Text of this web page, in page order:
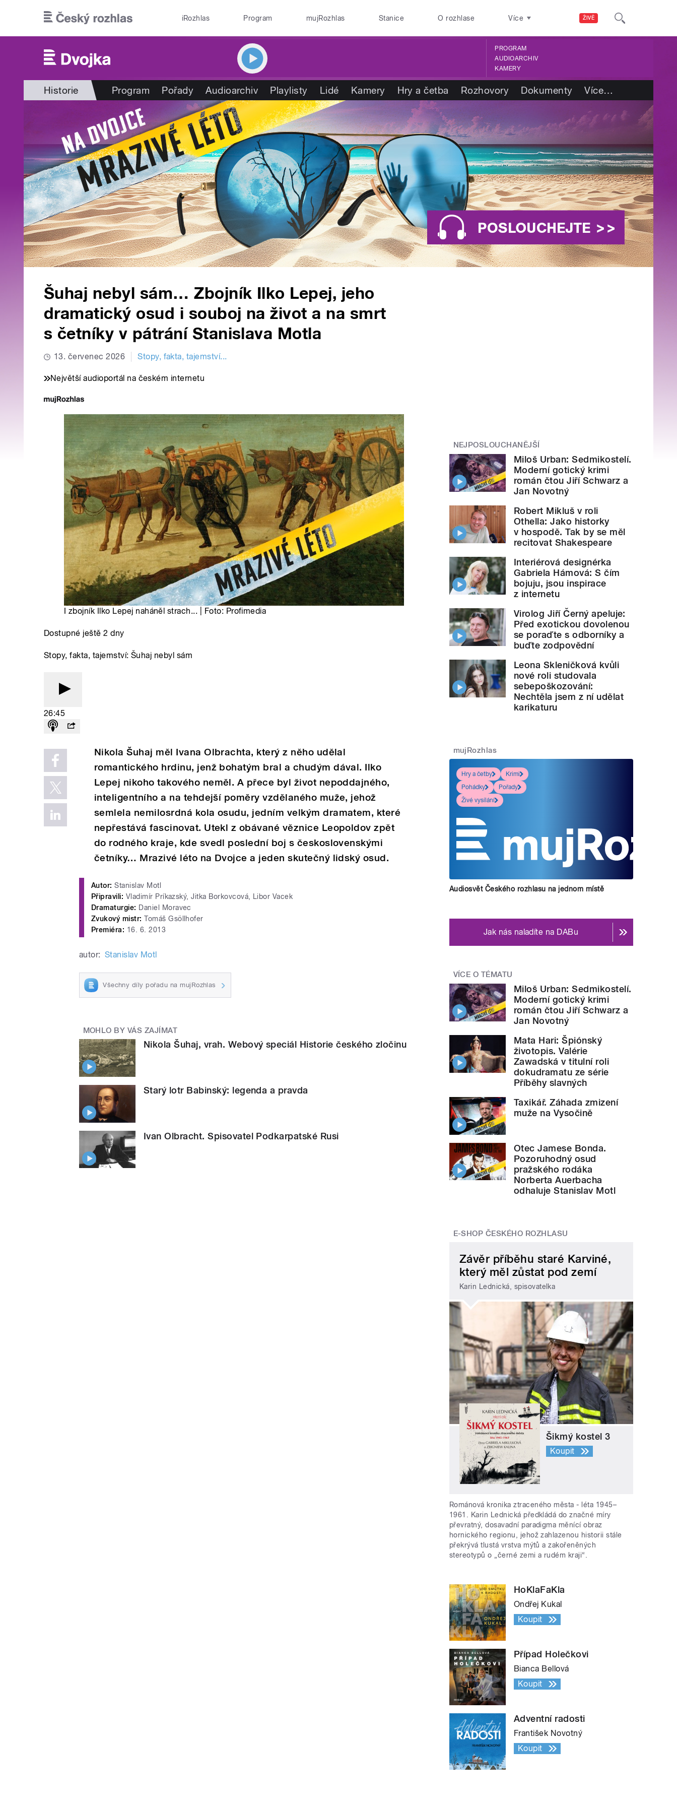
ŽIVĚ
iRozhlas Program mujRozhlas Stanice O rozhlase Více
PROGRAM
AUDIOARCHIV
KAMERY
Historie Program Pořady Audioarchiv Playlisty Lidé Kamery Hry a četba Rozhovory Dokumenty Více…
Šuhaj nebyl sám… Zbojník Ilko Lepej, jeho
dramatický osud i souboj na život a na smrt
s četníky v pátrání Stanislava Motla
13. červenec 2026 Stopy, fakta, tajemství...
Největší audioportál na českém internetu
I zbojník Ilko Lepej naháněl strach... | Foto: Profimedia
Dostupné ještě 2 dny
Stopy, fakta, tajemství: Šuhaj nebyl sám
26:45
Nikola Šuhaj měl Ivana Olbrachta, který z něho udělal
romantického hrdinu, jenž bohatým bral a chudým dával. Ilko
Lepej nikoho takového neměl. A přece byl život nepoddajného,
inteligentního a na tehdejší poměry vzdělaného muže, jehož
semlela nemilosrdná kola osudu, jedním velkým dramatem, které
nepřestává fascinovat. Utekl z obávané věznice Leopoldov zpět
do rodného kraje, kde svedl poslední boj s československými
četníky… Mrazivé léto na Dvojce a jeden skutečný lidský osud.
Autor: Stanislav Motl
Připravili: Vladimír Príkazský, Jitka Borkovcová, Libor Vacek
Dramaturgie: Daniel Moravec
Zvukový mistr: Tomáš Gsöllhofer
Premiéra: 16. 6. 2013
autor: Stanislav Motl
Všechny díly pořadu na mujRozhlas
MOHLO BY VÁS ZAJÍMAT
Nikola Šuhaj, vrah. Webový speciál Historie českého zločinu
Starý lotr Babinský: legenda a pravda
Ivan Olbracht. Spisovatel Podkarpatské Rusi
NEJPOSLOUCHANĚJŠÍ
Miloš Urban: Sedmikostelí.
Moderní gotický krimi
román čtou Jiří Schwarz a
Jan Novotný
Robert Mikluš v roli
Othella: Jako historky
v hospodě. Tak by se měl
recitovat Shakespeare
Interiérová designérka
Gabriela Hámová: S čím
bojuju, jsou inspirace
z internetu
Virolog Jiří Černý apeluje:
Před exotickou dovolenou
se poraďte s odborníky a
buďte zodpovědní
Leona Skleničková kvůli
nové roli studovala
sebepoškozování:
Nechtěla jsem z ní udělat
karikaturu
mujRozhlas
Hry a četby
Krimi
Pohádky
Pořady
Živé vysílání
Audiosvět Českého rozhlasu na jednom místě
Jak nás naladíte na DABu
VÍCE O TÉMATU
Miloš Urban: Sedmikostelí.
Moderní gotický krimi
román čtou Jiří Schwarz a
Jan Novotný
Mata Hari: Špiónský
životopis. Valérie
Zawadská v titulní roli
dokudramatu ze série
Příběhy slavných
Taxikář. Záhada zmizení
muže na Vysočině
Otec Jamese Bonda.
Pozoruhodný osud
pražského rodáka
Norberta Auerbacha
odhaluje Stanislav Motl
E-SHOP ČESKÉHO ROZHLASU
Závěr příběhu staré Karviné,
který měl zůstat pod zemí
Karin Lednická, spisovatelka
Šikmý kostel 3
Koupit
Románová kronika ztraceného města - léta 1945–
1961. Karin Lednická předkládá do značné míry
převratný, dosavadní paradigma měnící obraz
hornického regionu, jehož zahlazenou historii stále
překrývá tlustá vrstva mýtů a zakořeněných
stereotypů o „černé zemi a rudém kraji“.
HoKlaFaKla
Ondřej Kukal
Koupit
Případ Holečkovi
Bianca Bellová
Koupit
Adventní radosti
František Novotný
Koupit